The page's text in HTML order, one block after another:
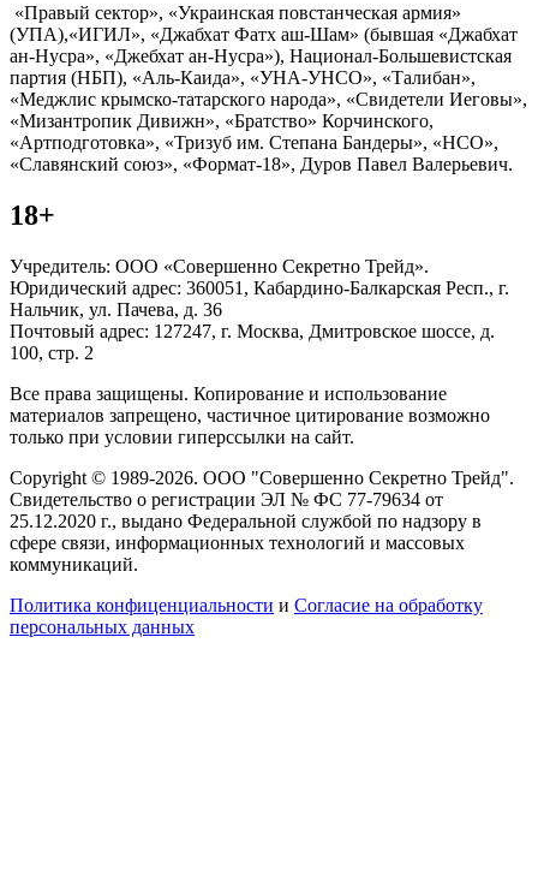
«Правый сектор», «Украинская повстанческая армия»
(УПА),«ИГИЛ», «Джабхат Фатх аш-Шам» (бывшая «Джабхат
ан-Нусра», «Джебхат ан-Нусра»), Национал-Большевистская
партия (НБП), «Аль-Каида», «УНА-УНСО», «Талибан»,
«Меджлис крымско-татарского народа», «Свидетели Иеговы»,
«Мизантропик Дивижн», «Братство» Корчинского,
«Артподготовка», «Тризуб им. Степана Бандеры», «НСО»,
«Славянский союз», «Формат-18», Дуров Павел Валерьевич.
18+
Учредитель: ООО «Совершенно Секретно Трейд».
Юридический адрес: 360051, Кабардино-Балкарская Респ., г.
Нальчик, ул. Пачева, д. 36
Почтовый адрес: 127247, г. Москва, Дмитровское шоссе, д.
100, стр. 2
Все права защищены. Копирование и использование
материалов запрещено, частичное цитирование возможно
только при условии гиперссылки на сайт.
Copyright © 1989-2026. ООО "Совершенно Секретно Трейд".
Свидетельство о регистрации ЭЛ № ФС 77-79634 от
25.12.2020 г., выдано Федеральной службой по надзору в
сфере связи, информационных технологий и массовых
коммуникаций.
Политика конфиценциальности и Согласие на обработку
персональных данных